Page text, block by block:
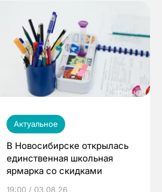
Актуальное
В Новосибирске открылась
единственная школьная
ярмарка со скидками
19:00 / 03.08.26